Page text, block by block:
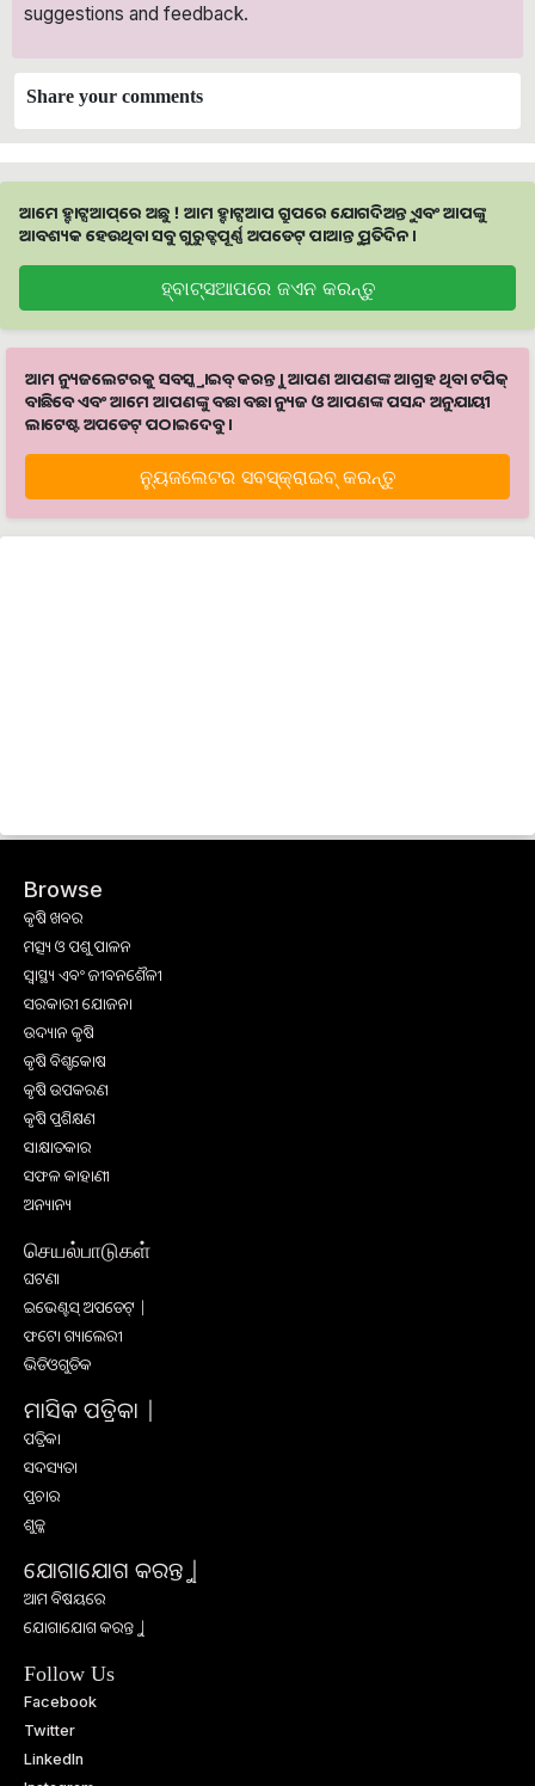
suggestions and feedback.
Share your comments
ଆମେ ହ୍ବାଟ୍ସଆପ୍‌ରେ ଅଛୁ ! ଆମ ହ୍ବାଟ୍ସଆପ ଗ୍ରୁପରେ ଯୋଗଦିଅନ୍ତୁ ଏବଂ ଆପଙ୍କୁ
ଆବଶ୍ୟକ ହେଉଥିବା ସବୁ ଗୁରୁତ୍ବପୂର୍ଣ୍ଣ ଅପଡେଟ୍‌ ପାଆନ୍ତୁ ପ୍ରତିଦିନ ।
ହ୍ବାଟ୍ସଆପରେ ଜଏନ କରନ୍ତୁ
ଆମ ନ୍ୟୁଜଲେଟରକୁ ସବସ୍କ୍ରାଇବ୍ କରନ୍ତୁ । ଆପଣ ଆପଣଙ୍କ ଆଗ୍ରହ ଥିବା ଟପିକ୍‌
ବାଛିବେ ଏବଂ ଆମେ ଆପଣଙ୍କୁ ବଛା ବଛା ନ୍ୟୁଜ ଓ ଆପଣଙ୍କ ପସନ୍ଦ ଅନୁଯାୟୀ
ଲାଟେଷ୍ଟ ଅପଡେଟ୍‌ ପଠାଇଦେବୁ ।
ନ୍ୟୁଜଲେଟର ସବସ୍କ୍ରାଇବ୍‌ କରନ୍ତୁ
Browse
କୃଷି ଖବର
ମତ୍ସ୍ୟ ଓ ପଶୁ ପାଳନ
ସ୍ୱାସ୍ଥ୍ୟ ଏବଂ ଜୀବନଶୈଳୀ
ସରକାରୀ ଯୋଜନା
ଉଦ୍ୟାନ କୃଷି
କୃଷି ବିଶ୍ବକୋଷ
କୃଷି ଉପକରଣ
କୃଷି ପ୍ରଶିକ୍ଷଣ
ସାକ୍ଷାତକାର
ସଫଳ କାହାଣୀ
ଅନ୍ୟାନ୍ୟ
செயல்பாடுகள்
ଘଟଣା
ଇଭେଣ୍ଟସ୍ ଅପଡେଟ୍ |
ଫଟୋ ଗ୍ୟାଲେରୀ
ଭିଡିଓଗୁଡିକ
ମାସିକ ପତ୍ରିକା |
ପତ୍ରିକା
ସଦସ୍ୟତା
ପ୍ରଚାର
ଶୁଳ୍କ
ଯୋଗାଯୋଗ କରନ୍ତୁ |
ଆମ ବିଷୟରେ
ଯୋଗାଯୋଗ କରନ୍ତୁ |
Follow Us
Facebook
Twitter
LinkedIn